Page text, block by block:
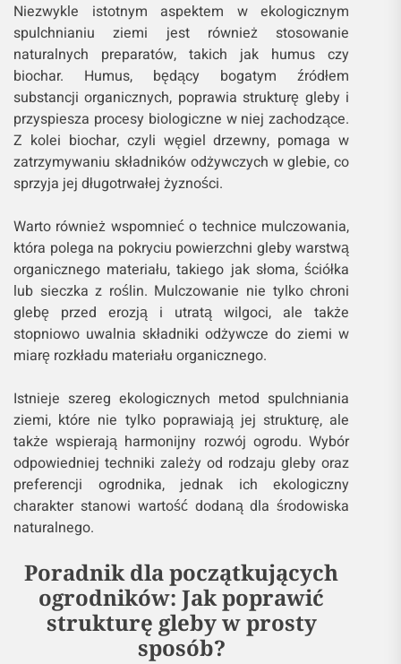
Niezwykle istotnym aspektem w ekologicznym
spulchnianiu ziemi jest również stosowanie
naturalnych preparatów, takich jak humus czy
biochar. Humus, będący bogatym źródłem
substancji organicznych, poprawia strukturę gleby i
przyspiesza procesy biologiczne w niej zachodzące.
Z kolei biochar, czyli węgiel drzewny, pomaga w
zatrzymywaniu składników odżywczych w glebie, co
sprzyja jej długotrwałej żyzności.
Warto również wspomnieć o technice mulczowania,
która polega na pokryciu powierzchni gleby warstwą
organicznego materiału, takiego jak słoma, ściółka
lub sieczka z roślin. Mulczowanie nie tylko chroni
glebę przed erozją i utratą wilgoci, ale także
stopniowo uwalnia składniki odżywcze do ziemi w
miarę rozkładu materiału organicznego.
Istnieje szereg ekologicznych metod spulchniania
ziemi, które nie tylko poprawiają jej strukturę, ale
także wspierają harmonijny rozwój ogrodu. Wybór
odpowiedniej techniki zależy od rodzaju gleby oraz
preferencji ogrodnika, jednak ich ekologiczny
charakter stanowi wartość dodaną dla środowiska
naturalnego.
Poradnik dla początkujących
ogrodników: Jak poprawić
strukturę gleby w prosty
sposób?